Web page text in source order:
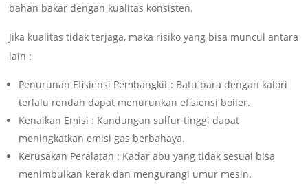
bahan bakar dengan kualitas konsisten.
Jika kualitas tidak terjaga, maka risiko yang bisa muncul antara
lain :
Penurunan Efisiensi Pembangkit : Batu bara dengan kalori
terlalu rendah dapat menurunkan efisiensi boiler.
Kenaikan Emisi : Kandungan sulfur tinggi dapat
meningkatkan emisi gas berbahaya.
Kerusakan Peralatan : Kadar abu yang tidak sesuai bisa
menimbulkan kerak dan mengurangi umur mesin.